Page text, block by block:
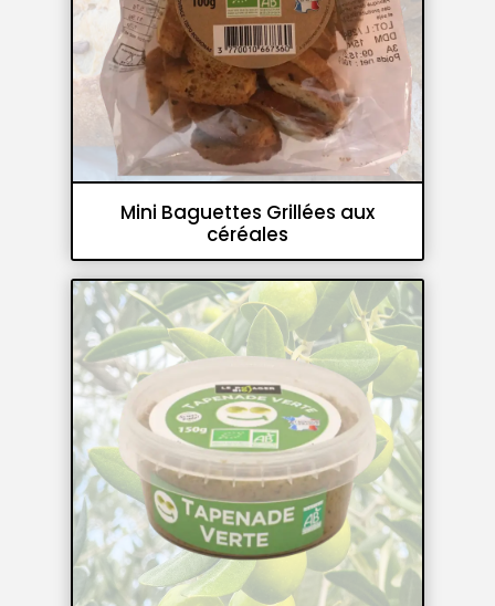
Mini Baguettes Grillées aux
céréales
Crackers et croutons Panifications